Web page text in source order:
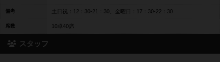
備考 土日祝：12：30-21：30、金曜日：17：30-22：30
席数 10卓40席
スタッフ